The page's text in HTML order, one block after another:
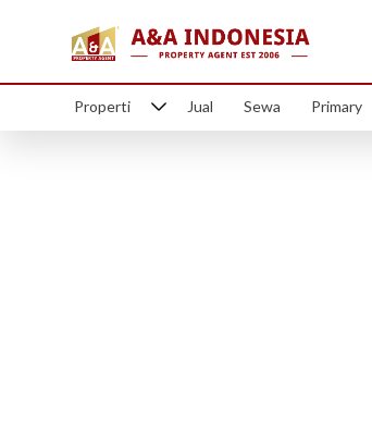
Properti Jual Sewa Primary